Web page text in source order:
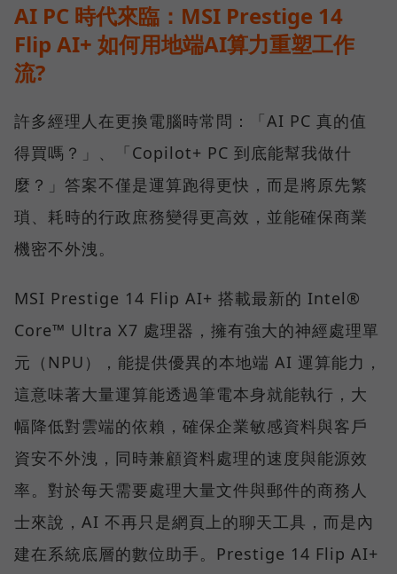
AI PC 時代來臨：MSI Prestige 14
Flip AI+ 如何用地端AI算力重塑工作
流?
許多經理人在更換電腦時常問：「AI PC 真的值
得買嗎？」、「Copilot+ PC 到底能幫我做什
麼？」答案不僅是運算跑得更快，而是將原先繁
瑣、耗時的行政庶務變得更高效，並能確保商業
機密不外洩。
MSI Prestige 14 Flip AI+ 搭載最新的 Intel®
Core™ Ultra X7 處理器，擁有強大的神經處理單
元（NPU），能提供優異的本地端 AI 運算能力，
這意味著大量運算能透過筆電本身就能執行，大
幅降低對雲端的依賴，確保企業敏感資料與客戶
資安不外洩，同時兼顧資料處理的速度與能源效
率。對於每天需要處理大量文件與郵件的商務人
士來說，AI 不再只是網頁上的聊天工具，而是內
建在系統底層的數位助手。Prestige 14 Flip AI+